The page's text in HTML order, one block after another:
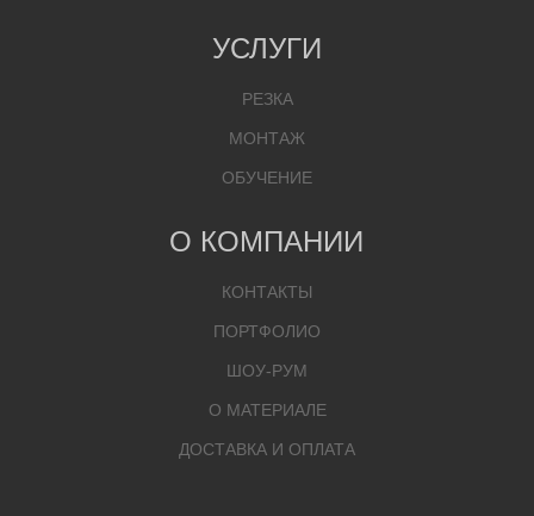
УСЛУГИ
РЕЗКА
МОНТАЖ
ОБУЧЕНИЕ
О КОМПАНИИ
КОНТАКТЫ
ПОРТФОЛИО
ШОУ-РУМ
О МАТЕРИАЛЕ
ДОСТАВКА И ОПЛАТА